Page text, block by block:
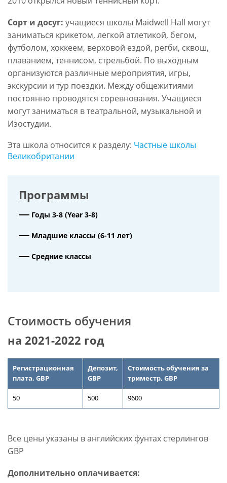
Сорт и досуг: учащиеся школы Maidwell Hall могут
заниматься крикетом, легкой атлетикой, бегом,
футболом, хоккеем, верховой ездой, регби, сквош,
плаванием, теннисом, стрельбой. По выходным
организуются различные мероприятия, игры,
экскурсии и тур поездки. Между общежитиями
постоянно проводятся соревнования. Учащиеся
могут заниматься в театральной, музыкальной и
Изостудии.
Эта школа относится к разделу: Частные школы
Великобритании
Программы
Годы 3-8 (Year 3-8)
Младшие классы (6-11 лет)
Средние классы
Стоимость обучения
на 2021-2022 год
Регистрационная
плата, GBP
Депозит,
GBP
Стоимость обучения за
триместр, GBP
50 500 9600
Все цены указаны в английских фунтах стерлингов
GBP
Дополнительно оплачивается: